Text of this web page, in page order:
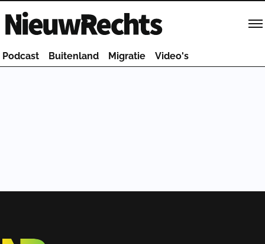
Homepage van NieuwRechts
Podcast Buitenland Migratie Video's